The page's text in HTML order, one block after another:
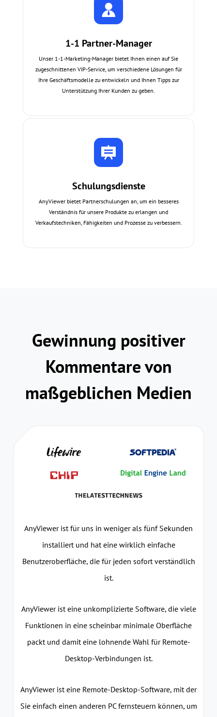
1-1 Partner-Manager
Unser 1-1-Marketing-Manager bietet Ihnen einen auf Sie
zugeschnittenen VIP-Service, um verschiedene Lösungen für
Ihre Geschäftsmodelle zu entwickeln und Ihnen Tipps zur
Unterstützung Ihrer Kunden zu geben.
Schulungsdienste
AnyViewer bietet Partnerschulungen an, um ein besseres
Verständnis für unsere Produkte zu erlangen und
Verkaufstechniken, Fähigkeiten und Prozesse zu verbessern.
Gewinnung positiver
Kommentare von
maßgeblichen Medien
AnyViewer ist für uns in weniger als fünf Sekunden
installiert und hat eine wirklich einfache
Benutzeroberfläche, die für jeden sofort verständlich
ist.
AnyViewer ist eine unkomplizierte Software, die viele
Funktionen in eine scheinbar minimale Oberfläche
packt und damit eine lohnende Wahl für Remote-
Desktop-Verbindungen ist.
AnyViewer ist eine Remote-Desktop-Software, mit der
Sie einfach einen anderen PC fernsteuern können, um